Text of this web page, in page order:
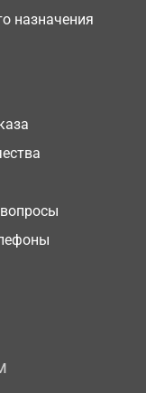
назначения